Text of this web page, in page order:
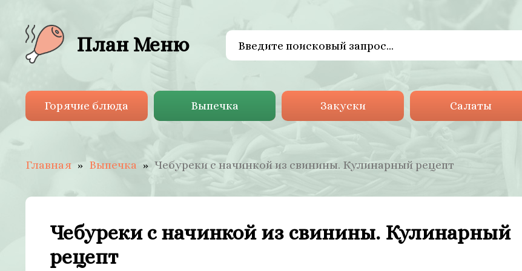
План Меню
Горячие блюда Выпечка Закуски Салаты
Главная Выпечка Чебуреки с начинкой из свинины. Кулинарный рецепт
Чебуреки с начинкой из свинины. Кулинарный
рецепт